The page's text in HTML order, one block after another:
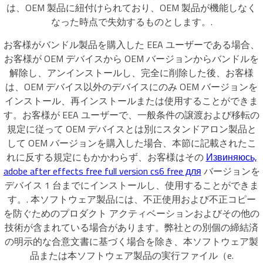
は、OEM 製品に紐付けられており、OEM 製品が機能しなく
なった時点で失効するものとします。.
お客様がバンドル製品を購入した EEA ユーザーである場合、
お客様が OEM デバイスから OEM バージョンからバンドルを
解除し、アンインストールし、完全に削除した後、お客様
は、OEM デバイス以外のデバイスにのみ OEM バージョンを
インストール、再インストールまたは使用することができま
す。お客様が EEA ユーザーで、一般条件の譲渡および移転の
規定に従って OEM デバイスとは別にスタンドアロン製品と
して OEM バージョンを購入した場合、本節に記載されたこ
れに反する規定にもかかわらず、お客様はその Извиняюсь,
adobe after effects free full version cs6 free для バージョンを
デバイス 1 台までにインストールし、使用することができま
す。. 本ソフトウェア製品には、不正使用および不正コピー
を防ぐためのプロダクト アクティベーションおよびその他の
技術が含まれている場合があります。弊社との別個の締結済
の明示的な合意文書に基づく場合を除き、本ソフトウェア製
品または本ソフトウェア製品の実行ファイル（e.